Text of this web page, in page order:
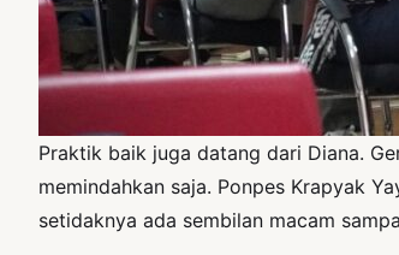
Praktik baik juga datang dari Diana.
memindahkan saja. Ponpes Krapyak
setidaknya ada sembilan macam